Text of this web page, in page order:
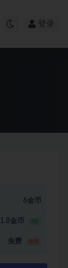
登录
6金币
1.8金币 3折
免费